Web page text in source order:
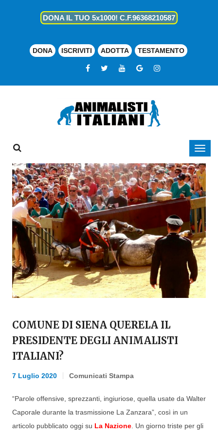
DONA IL TUO 5x1000! C.F.96368210587
DONA ISCRIVITI ADOTTA TESTAMENTO
COMUNE DI SIENA QUERELA IL
PRESIDENTE DEGLI ANIMALISTI
ITALIANI?
7 Luglio 2020 Comunicati Stampa
“Parole offensive, sprezzanti, ingiuriose, quella usate da Walter
Caporale durante la trasmissione La Zanzara”, così in un
articolo pubblicato oggi su La Nazione. Un giorno triste per gli